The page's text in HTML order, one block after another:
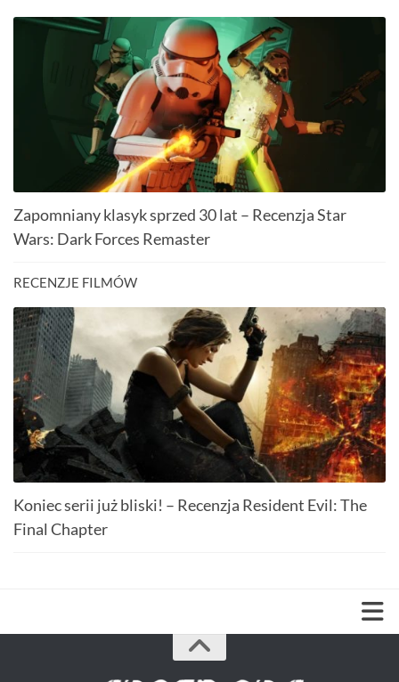
Zapomniany klasyk sprzed 30 lat – Recenzja Star
Wars: Dark Forces Remaster
RECENZJE FILMÓW
Koniec serii już bliski! – Recenzja Resident Evil: The
Final Chapter